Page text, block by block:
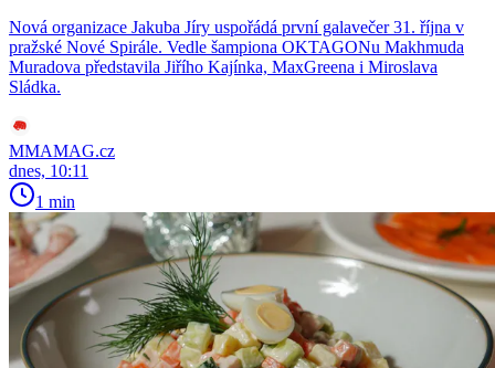
Nová organizace Jakuba Jíry uspořádá první galavečer 31. října v
pražské Nové Spirále. Vedle šampiona OKTAGONu Makhmuda
Muradova představila Jiřího Kajínka, MaxGreena i Miroslava
Sládka.
MMAMAG.cz
dnes, 10:11
1 min